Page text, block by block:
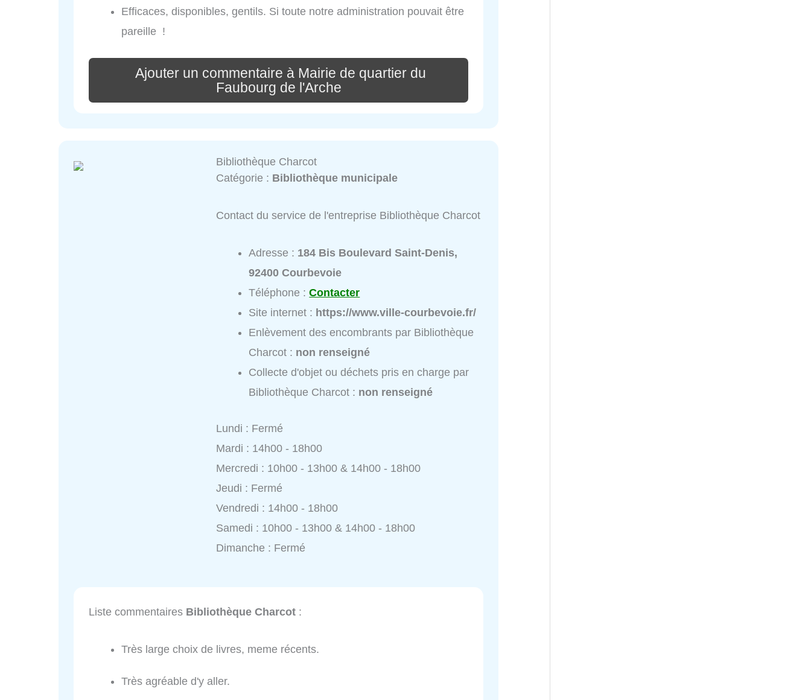
Efficaces, disponibles, gentils. Si toute notre administration pouvait être
pareille !
Ajouter un commentaire à Mairie de quartier du
Faubourg de l'Arche
Bibliothèque Charcot
Catégorie : Bibliothèque municipale
Contact du service de l'entreprise Bibliothèque Charcot
Adresse : 184 Bis Boulevard Saint-Denis,
92400 Courbevoie
Téléphone :Contacter
Site internet : https://www.ville-courbevoie.fr/
Enlèvement des encombrants par Bibliothèque
Charcot : non renseigné
Collecte d'objet ou déchets pris en charge par
Bibliothèque Charcot : non renseigné
Lundi : Fermé
Mardi : 14h00 - 18h00
Mercredi : 10h00 - 13h00 & 14h00 - 18h00
Jeudi : Fermé
Vendredi : 14h00 - 18h00
Samedi : 10h00 - 13h00 & 14h00 - 18h00
Dimanche : Fermé
Liste commentaires Bibliothèque Charcot :
Très large choix de livres, meme récents.
Très agréable d'y aller.